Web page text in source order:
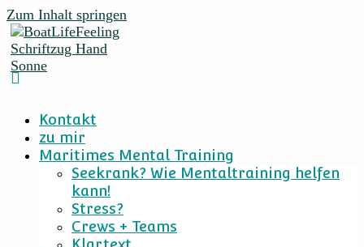
Zum Inhalt springen
Kontakt
zu mir
Maritimes Mental Training
Seekrank? Wie Mentaltraining helfen
kann!
Stress?
Crews + Teams